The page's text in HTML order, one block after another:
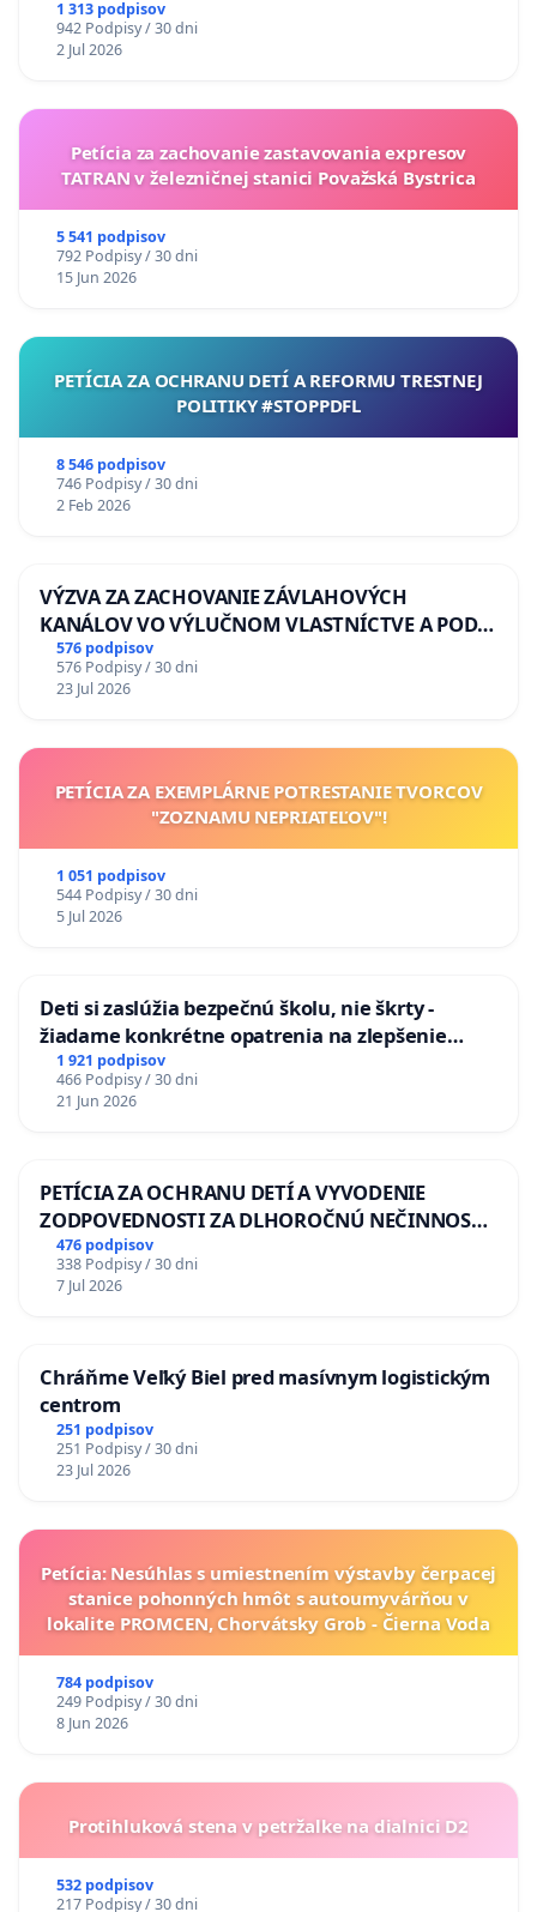
uzávery Vážskeho mosta v Komárne
1 313 podpisov
942 Podpisy / 30 dni
2 Jul 2026
Petícia za zachovanie zastavovania expresov
TATRAN v železničnej stanici Považská Bystrica
5 541 podpisov
792 Podpisy / 30 dni
15 Jun 2026
PETÍCIA ZA OCHRANU DETÍ A REFORMU TRESTNEJ
POLITIKY #STOPPDFL
8 546 podpisov
746 Podpisy / 30 dni
2 Feb 2026
VÝZVA ZA ZACHOVANIE ZÁVLAHOVÝCH
KANÁLOV VO VÝLUČNOM VLASTNÍCTVE A POD
KONTROLOU SLOVENSKEJ REPUBLIKY & žiadosť
na riešenie zanedbaného stavu závlahových a
odvodňovacích kanálov na Slovensku
576 podpisov
576 Podpisy / 30 dni
23 Jul 2026
PETÍCIA ZA EXEMPLÁRNE POTRESTANIE TVORCOV
"ZOZNAMU NEPRIATEĽOV"!
1 051 podpisov
544 Podpisy / 30 dni
5 Jul 2026
Deti si zaslúžia bezpečnú školu, nie škrty -
žiadame konkrétne opatrenia na zlepšenie
situácie v školstve
1 921 podpisov
466 Podpisy / 30 dni
21 Jun 2026
PETÍCIA ZA OCHRANU DETÍ A VYVODENIE
ZODPOVEDNOSTI ZA DLHOROČNÚ NEČINNOSŤ
A ZLYHANIE ŠTÁTU
476 podpisov
338 Podpisy / 30 dni
7 Jul 2026
Chráňme Veľký Biel pred masívnym logistickým
centrom
251 podpisov
251 Podpisy / 30 dni
23 Jul 2026
Petícia: Nesúhlas s umiestnením výstavby čerpacej
stanice pohonných hmôt s autoumyvárňou v
lokalite PROMCEN, Chorvátsky Grob - Čierna Voda
784 podpisov
249 Podpisy / 30 dni
8 Jun 2026
Protihluková stena v petržalke na dialnici D2
532 podpisov
217 Podpisy / 30 dni